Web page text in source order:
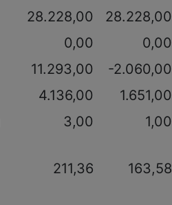
28.228,00 28.228,00
0,00 0,00
11.293,00 -2.060,00
4.136,00 1.651,00
3,00 1,00
211,36 163,58